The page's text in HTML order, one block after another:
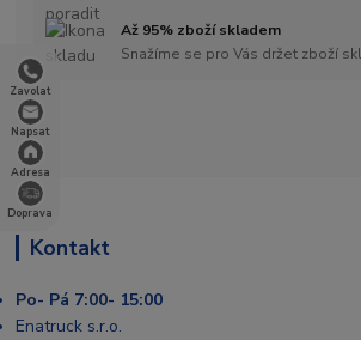
Zavolat
Napsat
Adresa
Doprava
Až 95% zboží skladem
Snažíme se pro Vás držet zboží
Kontakt
Po- Pá 7:00- 15:00
Enatruck s.r.o.